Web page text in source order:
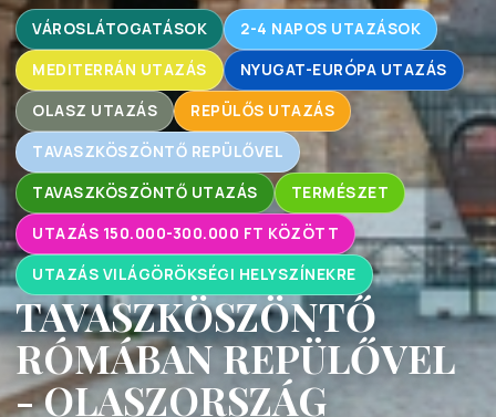
VÁROSLÁTOGATÁSOK 2-4 NAPOS UTAZÁSOK
MEDITERRÁN UTAZÁS NYUGAT-EURÓPA UTAZÁS
OLASZ UTAZÁS REPÜLŐS UTAZÁS
TAVASZKÖSZÖNTŐ REPÜLŐVEL
TAVASZKÖSZÖNTŐ UTAZÁS TERMÉSZET
UTAZÁS 150.000-300.000 FT KÖZÖTT
UTAZÁS VILÁGÖRÖKSÉGI HELYSZÍNEKRE
TAVASZKÖSZÖNTŐ
RÓMÁBAN REPÜLŐVEL
- OLASZORSZÁG